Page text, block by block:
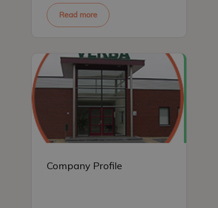
Read more
Company Profile